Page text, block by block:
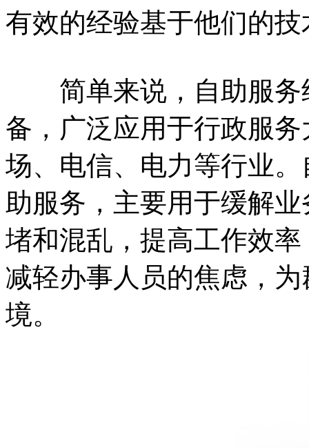
有效的经验基于他们的
简单来说，自助服务
备，广泛应用于行政服
场、电信、电力等行业
助服务，主要用于缓解
堵和混乱，提高工作效
减轻办事人员的焦虑，
境。